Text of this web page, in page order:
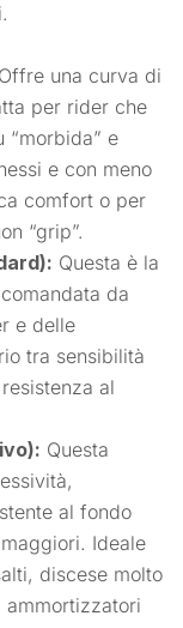
Offre una curva di
per rider che
“morbida” e
e con meno
comfort o per
“grip”.
Questa è la
da
e delle
tra sensibilità
al
Questa
al fondo
Ideale
discese molto
ammortizzatori